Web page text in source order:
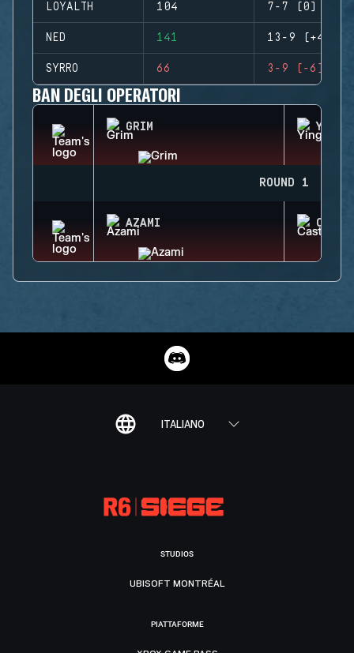
LOYALTH 104 7-7 (0)
NED 141 13-9 (+4)
SYRRO 66 3-9 (-6)
BAN DEGLI OPERATORI
GRIM YING
ROUND 1
AZAMI
ITALIANO
STUDIOS
UBISOFT MONTRÉAL
PIATTAFORME